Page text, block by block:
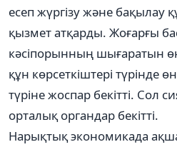
есеп жүргізу және бақылау
қызмет атқарды. Жоғарғы
кәсіпорынның шығаратын
құн көрсеткіштері түрінде
түріне жоспар бекітті. Сол
орталық органдар бекітті.
Нарықтық экономикада